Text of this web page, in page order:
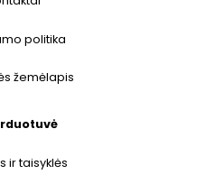
politika
žemėlapis
ir taisyklės